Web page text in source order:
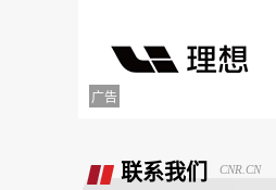
联系我们 CNR.CN